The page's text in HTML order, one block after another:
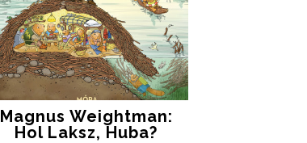
Magnus Weightman:
Hol Laksz, Huba?